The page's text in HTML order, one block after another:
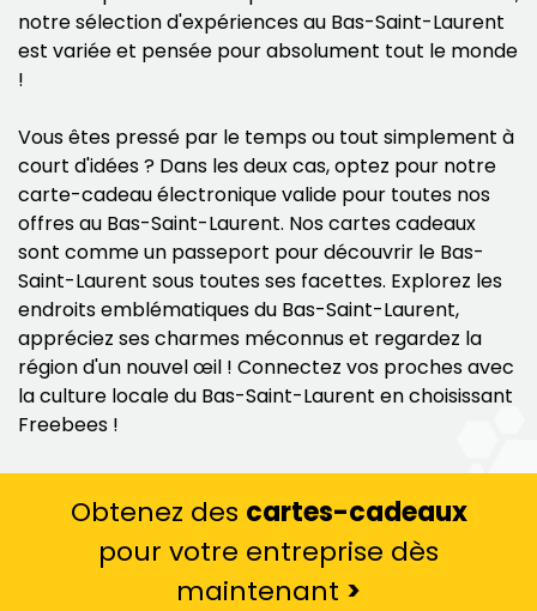
notre sélection d'expériences au Bas-Saint-Laurent
est variée et pensée pour absolument tout le monde
!
Vous êtes pressé par le temps ou tout simplement à
court d'idées ? Dans les deux cas, optez pour notre
carte-cadeau électronique valide pour toutes nos
offres au Bas-Saint-Laurent. Nos cartes cadeaux
sont comme un passeport pour découvrir le Bas-
Saint-Laurent sous toutes ses facettes. Explorez les
endroits emblématiques du Bas-Saint-Laurent,
appréciez ses charmes méconnus et regardez la
région d'un nouvel œil ! Connectez vos proches avec
la culture locale du Bas-Saint-Laurent en choisissant
Freebees !
Obtenez des cartes-cadeaux
pour votre entreprise dès
maintenant >